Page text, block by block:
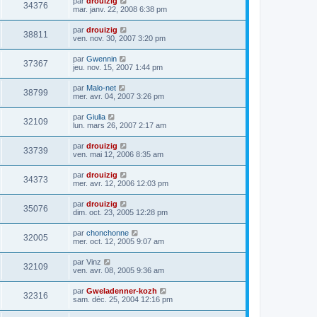
34376
mar. janv. 22, 2008 6:38 pm
38811 par drouizig
ven. nov. 30, 2007 3:20 pm
37367 par Gwennin
jeu. nov. 15, 2007 1:44 pm
38799 par Malo-net
mer. avr. 04, 2007 3:26 pm
32109 par Giulia
lun. mars 26, 2007 2:17 am
33739 par drouizig
ven. mai 12, 2006 8:35 am
34373 par drouizig
mer. avr. 12, 2006 12:03 pm
35076 par drouizig
dim. oct. 23, 2005 12:28 pm
32005 par chonchonne
mer. oct. 12, 2005 9:07 am
32109 par Vinz
ven. avr. 08, 2005 9:36 am
32316 par Gweladenner-kozh
sam. déc. 25, 2004 12:16 pm